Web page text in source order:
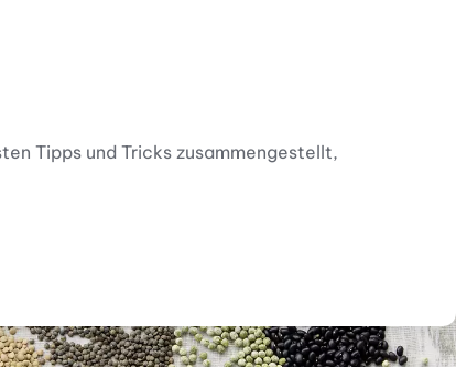
Tipps und Tricks zusammengestellt,